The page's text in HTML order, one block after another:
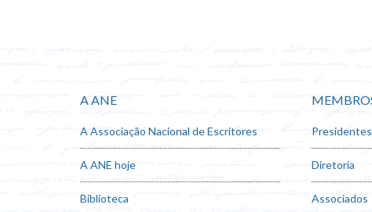
A ANE
A Associação Nacional de Escritores
A ANE hoje
Biblioteca
Presidentes
Diretoria
Associados